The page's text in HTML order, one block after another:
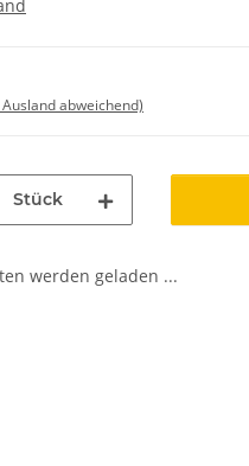
Ausland abweichend)
Stück
werden geladen ...